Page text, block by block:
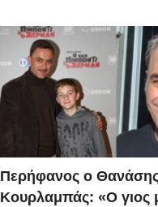
Περήφανος ο
Κουρλαμπάς: «Ο γιος